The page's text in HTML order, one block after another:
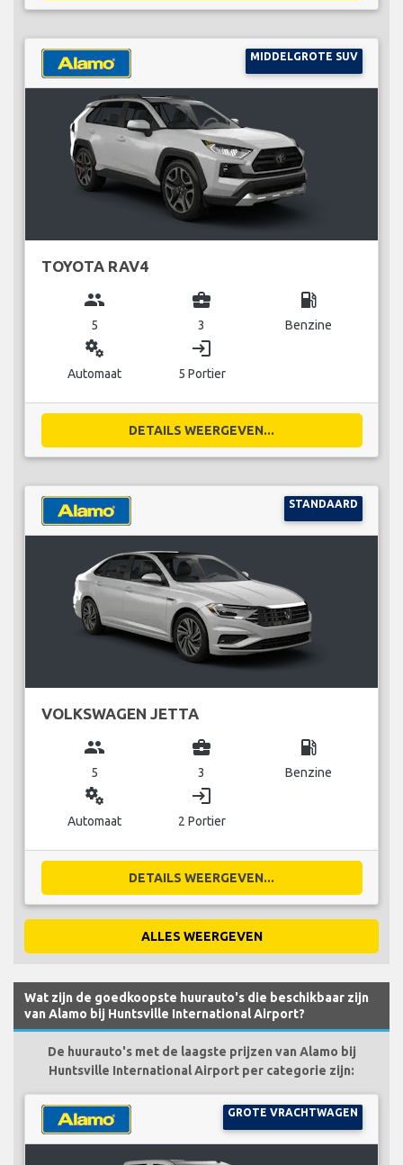
MIDDELGROTE SUV
TOYOTA RAV4
group
5
business_center
3
local_gas_station
Benzine
miscellaneous_services
Automaat
login
5 Portier
DETAILS WEERGEVEN...
STANDAARD
VOLKSWAGEN JETTA
group
5
business_center
3
local_gas_station
Benzine
miscellaneous_services
Automaat
login
2 Portier
DETAILS WEERGEVEN...
ALLES WEERGEVEN
Wat zijn de goedkoopste huurauto's die beschikbaar zijn
van Alamo bij Huntsville International Airport?
De huurauto's met de laagste prijzen van Alamo bij
Huntsville International Airport per categorie zijn:
GROTE VRACHTWAGEN